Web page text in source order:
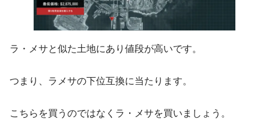
ラ・メサと似た土地にあり値段が高いです。
つまり、ラメサの下位互換に当たります。
こちらを買うのではなくラ・メサを買いましょう。